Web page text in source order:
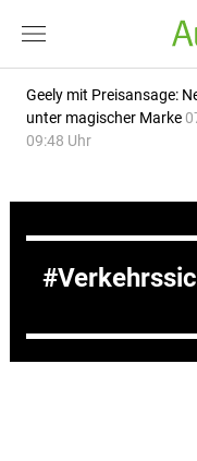
Geely mit Preisansage:
unter magischer Marke
09:48 Uhr